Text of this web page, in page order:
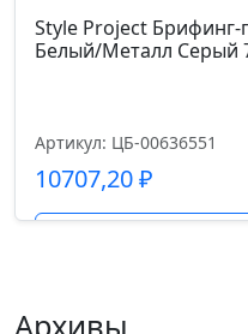
Style Project Брифинг-
Белый/Металл Серый
Артикул: ЦБ-00636551
10707,20₽
Архивы